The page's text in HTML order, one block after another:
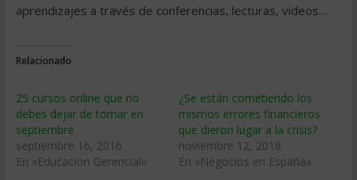
aprendizajes a través de conferencias, lecturas, videos…
Relacionado
25 cursos online que no
debes dejar de tomar en
septiembre
septiembre 16, 2016
En «Educacion Gerencial»
¿Se están cometiendo los
mismos errores financieros
que dieron lugar a la crisis?
noviembre 12, 2018
En «Negocios en España»